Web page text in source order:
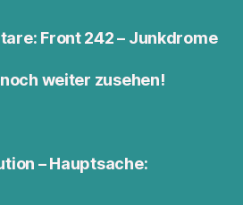
Front 242 – Junkdrome
weiter zusehen!
– Hauptsache: